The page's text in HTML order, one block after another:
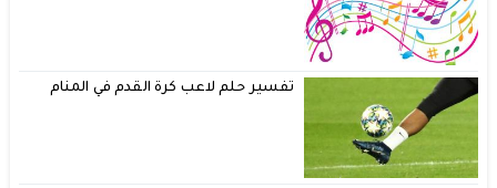
تفسير حلم لاعب كرة القدم في المنام